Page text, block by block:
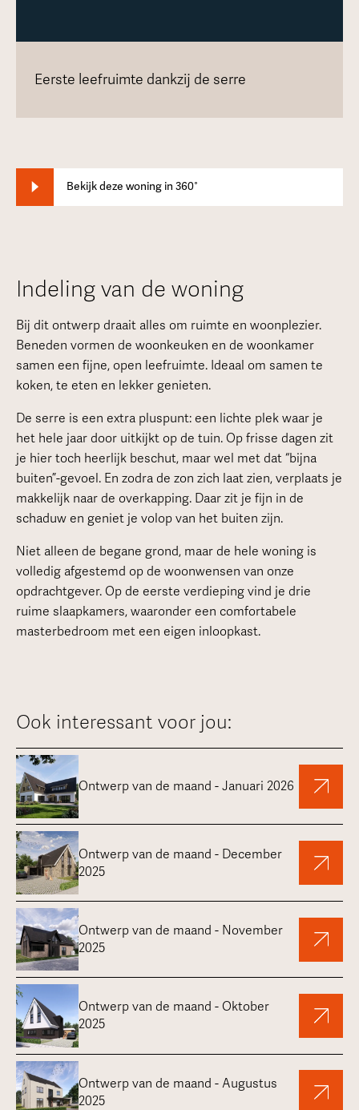
Eerste leefruimte dankzij de serre
Bekijk deze woning in 360°
Indeling van de woning
Bij dit ontwerp draait alles om ruimte en woonplezier.
Beneden vormen de woonkeuken en de woonkamer
samen een fijne, open leefruimte. Ideaal om samen te
koken, te eten en lekker genieten.
De serre is een extra pluspunt: een lichte plek waar je
het hele jaar door uitkijkt op de tuin. Op frisse dagen zit
je hier toch heerlijk beschut, maar wel met dat “bijna
buiten”-gevoel. En zodra de zon zich laat zien, verplaats je
makkelijk naar de overkapping. Daar zit je fijn in de
schaduw en geniet je volop van het buiten zijn.
Niet alleen de begane grond, maar de hele woning is
volledig afgestemd op de woonwensen van onze
opdrachtgever. Op de eerste verdieping vind je drie
ruime slaapkamers, waaronder een comfortabele
masterbedroom met een eigen inloopkast.
Ook interessant voor jou:
Ontwerp van de maand - Januari 2026
Ontwerp van de maand - December
2025
Ontwerp van de maand - November
2025
Ontwerp van de maand - Oktober
2025
Ontwerp van de maand - Augustus
2025